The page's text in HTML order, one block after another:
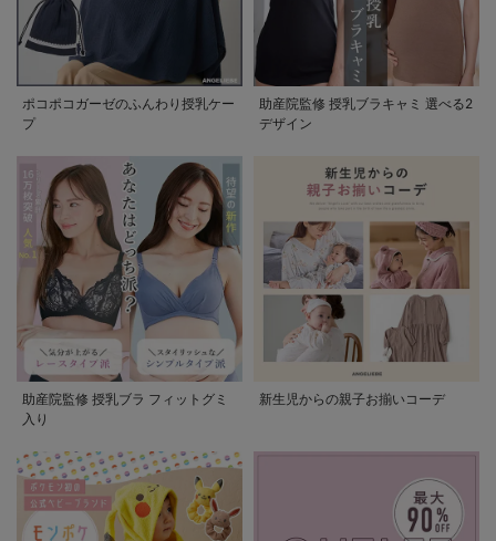
ポコポコガーゼのふんわり授乳ケー
プ
助産院監修 授乳ブラキャミ 選べる2
デザイン
助産院監修 授乳ブラ フィットグミ
入り
新生児からの親子お揃いコーデ